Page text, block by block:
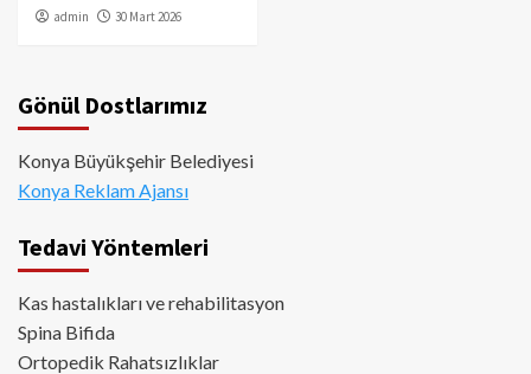
admin 30 Mart 2026
Gönül Dostlarımız
Konya Büyükşehir Belediyesi
Konya Reklam Ajansı
Tedavi Yöntemleri
Kas hastalıkları ve rehabilitasyon
Spina Bifida
Ortopedik Rahatsızlıklar